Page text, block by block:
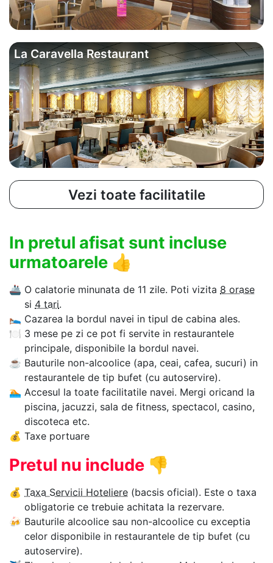
La Caravella Restaurant
Vezi toate facilitatile
In pretul afisat sunt incluse
urmatoarele 👍
🚢 O calatorie minunata de 11 zile. Poti vizita 8 orase
si 4 tari.
🛌 Cazarea la bordul navei in tipul de cabina ales.
🍽 3 mese pe zi ce pot fi servite in restaurantele
principale, disponibile la bordul navei.
☕ Bauturile non-alcoolice (apa, ceai, cafea, sucuri) in
restaurantele de tip bufet (cu autoservire).
🏊‍ Accesul la toate facilitatile navei. Mergi oricand la
piscina, jacuzzi, sala de fitness, spectacol, casino,
discoteca etc.
💰 Taxe portuare
Pretul nu include 👎
💰 Taxa Servicii Hoteliere (bacsis oficial). Este o taxa
obligatorie ce trebuie achitata la rezervare.
🍻 Bauturile alcoolice sau non-alcoolice cu exceptia
celor disponibile in restaurantele de tip bufet (cu
autoservire).